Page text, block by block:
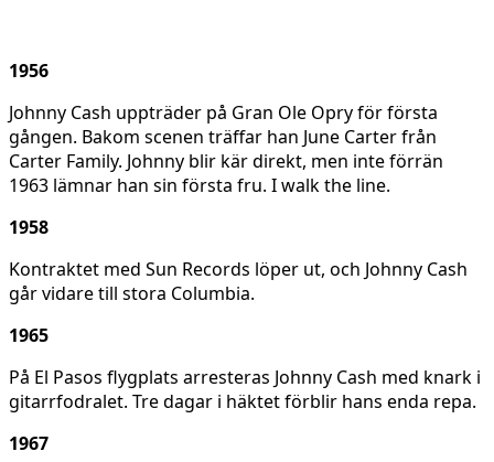
1956
Johnny Cash uppträder på Gran Ole Opry för första
gången. Bakom scenen träffar han June Carter från
Carter Family. Johnny blir kär direkt, men inte förrän
1963 lämnar han sin första fru. I walk the line.
1958
Kontraktet med Sun Records löper ut, och Johnny Cash
går vidare till stora Columbia.
1965
På El Pasos flygplats arresteras Johnny Cash med knark i
gitarrfodralet. Tre dagar i häktet förblir hans enda repa.
1967